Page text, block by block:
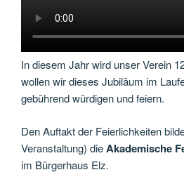
In diesem Jahr wird unser Verein
wollen wir dieses Jubiläum im
gebührend würdigen und feiern.
Den Auftakt der Feierlichkeiten
Veranstaltung) dieAkademische
im Bürgerhaus Elz.